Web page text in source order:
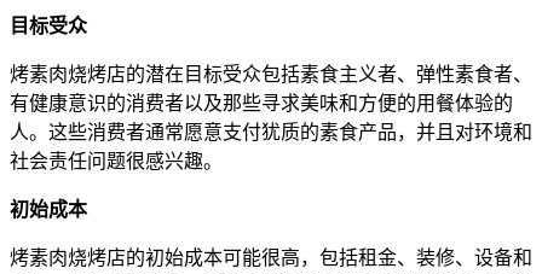
目标受众
烤素肉烧烤店的潜在目标受众包括素食主义者、弹性素食者、
有健康意识的消费者以及那些寻求美味和方便的用餐体验的
人。这些消费者通常愿意支付犹质的素食产品，并且对环境和
社会责任问题很感兴趣。
初始成本
烤素肉烧烤店的初始成本可能很高，包括租金、装修、设备和